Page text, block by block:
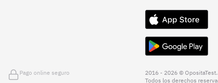
Pago online seguro
2016 - 2026 © OpositaTest.
Todos los derechos